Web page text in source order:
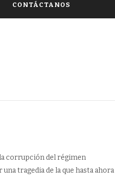
CONTÁCTANOS
la corrupción del régimen
tragedia de la que hasta ahora